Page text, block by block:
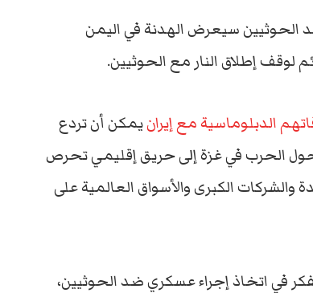
سيعرض الهدنة في اليمن
لوقف إطلاق النار مع الحوثيين.
الدبلوماسية مع إيرانيمكن أن تردع
الحرب في غزة إلى حريق إقليمي تحرص
الكبرى والأسواق العالمية على
في اتخاذ إجراء عسكري ضد الحوثيين،